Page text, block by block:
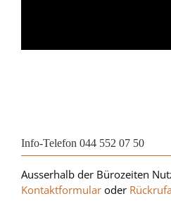
Info-Telefon 044 552 07 50
Ausserhalb der Bürozeiten
Kontaktformular oder